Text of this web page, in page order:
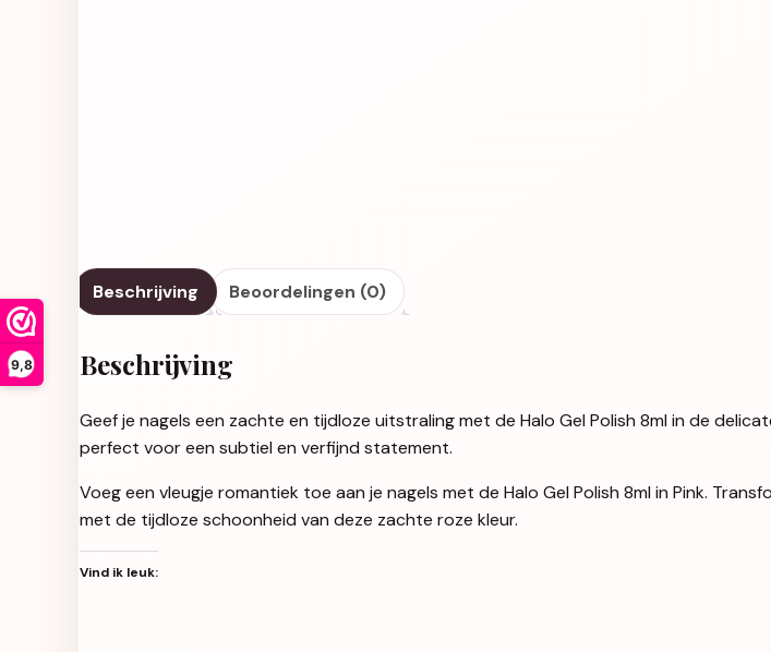
9,8
Beschrijving Beoordelingen (0)
Beschrijving
Geef je nagels een zachte en tijdloze uitstraling met de Halo Gel Polish 8ml in de
perfect voor een subtiel en verfijnd statement.
Voeg een vleugje romantiek toe aan je nagels met de Halo Gel Polish 8ml in Pink.
met de tijdloze schoonheid van deze zachte roze kleur.
Vind ik leuk: